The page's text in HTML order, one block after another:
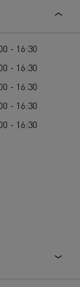
- 16:30
- 16:30
- 16:30
- 16:30
- 16:30